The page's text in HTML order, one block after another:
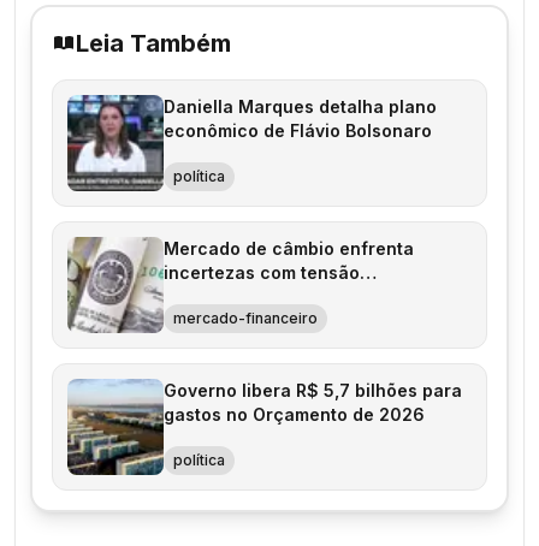
Leia Também
Daniella Marques detalha plano
econômico de Flávio Bolsonaro
política
Mercado de câmbio enfrenta
incertezas com tensão
mercado-financeiro
Governo libera R$ 5,7 bilhões para
gastos no Orçamento de 2026
política